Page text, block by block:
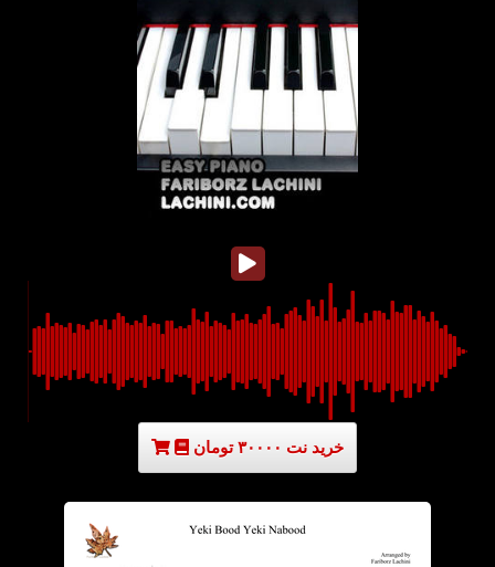
خرید نت ۳۰۰۰۰ تومان